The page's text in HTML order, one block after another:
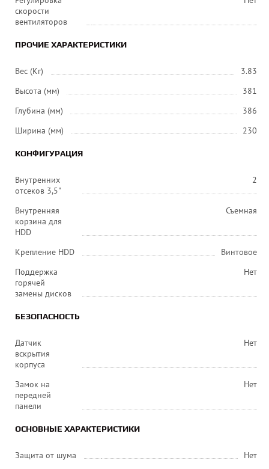
скорости
вентиляторов
ПРОЧИЕ ХАРАКТЕРИСТИКИ
Вес (Кг)
3.83
Высота (мм)
381
Глубина (мм)
386
Ширина (мм)
230
КОНФИГУРАЦИЯ
Внутренних
отсеков 3,5"
2
Внутренняя
корзина для
HDD
Съемная
Крепление HDD
Винтовое
Поддержка
горячей
замены дисков
Нет
БЕЗОПАСНОСТЬ
Датчик
вскрытия
корпуса
Нет
Замок на
передней
панели
Нет
ОСНОВНЫЕ ХАРАКТЕРИСТИКИ
Защита от шума
Нет